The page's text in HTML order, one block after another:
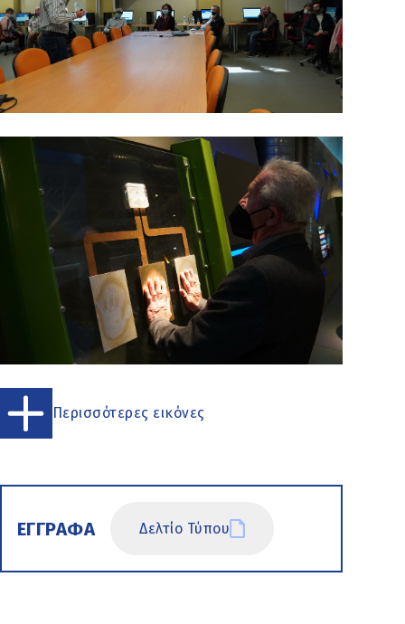
Περισσότερες εικόνες
ΕΓΓΡΑΦΑ Δελτίο Τύπου